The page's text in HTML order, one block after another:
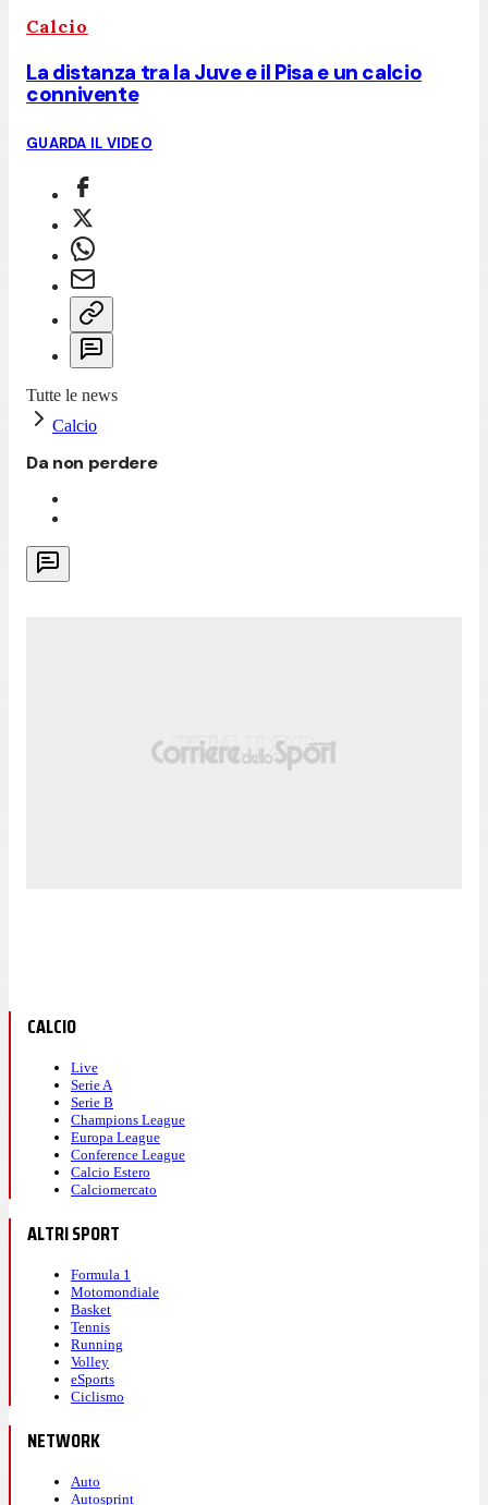
Calcio
La distanza tra la Juve e il Pisa e un calcio
connivente
GUARDA IL VIDEO
Tutte le news
Calcio
Da non perdere
CALCIO
Live
Serie A
Serie B
Champions League
Europa League
Conference League
Calcio Estero
Calciomercato
ALTRI SPORT
Formula 1
Motomondiale
Basket
Tennis
Running
Volley
eSports
Ciclismo
NETWORK
Auto
Autosprint